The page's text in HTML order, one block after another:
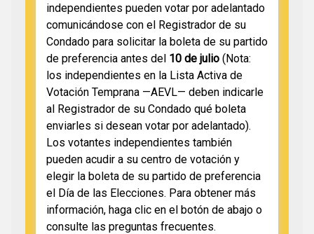
independientes pueden votar por adelantado
comunicándose con el Registrador de su
Condado para solicitar la boleta de su partido
de preferencia antes del 10 de julio (Nota:
los independientes en la Lista Activa de
Votación Temprana —AEVL— deben indicarle
al Registrador de su Condado qué boleta
enviarles si desean votar por adelantado).
Los votantes independientes también
pueden acudir a su centro de votación y
elegir la boleta de su partido de preferencia
el Día de las Elecciones. Para obtener más
información, haga clic en el botón de abajo o
consulte las preguntas frecuentes.